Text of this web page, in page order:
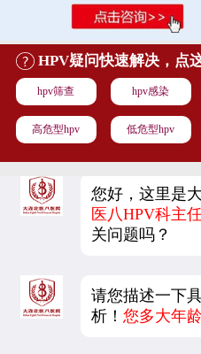
HPV疑问快速解决，点
hpv筛查 hpv感染
高危型hpv 低危型hpv
您好，这里是
医八HPV科主任
关问题吗？
请您描述一下
析！您多大年龄